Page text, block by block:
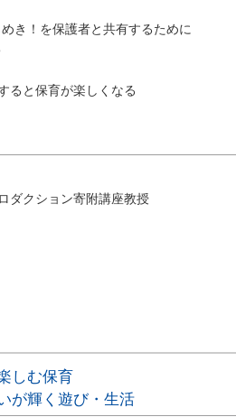
き！を保護者と共有するために
ると保育が楽しくなる
ダクション寄附講座教授
しむ保育
が輝く遊び・生活